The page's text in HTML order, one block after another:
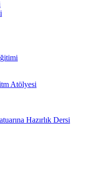
Atölyesi
Hazırlık Dersi